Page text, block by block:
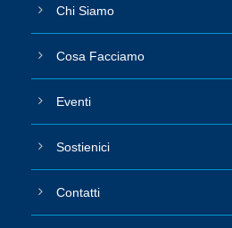
Chi Siamo
Cosa Facciamo
Eventi
Sostienici
Contatti